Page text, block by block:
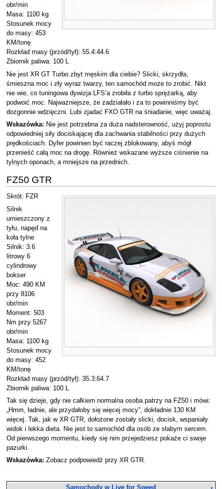
obr/min
Masa: 1100 kg
Stosunek mocy
do masy: 453
KM/tonę
Rozkład masy (przód/tył): 55.4:44.6
Zbiornik paliwa: 100 L
Nie jest XR GT Turbo zbyt męskim dla ciebie? Slicki, skrzydła,
śmieszna moc i zły wyraz twarzy, ten samochód może to zrobić. Nikt
nie wie, co tuningowa dywizja LFS’a zrobiła z turbo sprężarką, aby
podwoić moc. Najważniejsze, że zadziałało i za to powinniśmy być
dozgonnie wdzięczni. Lubi zjadać FXO GTR na śniadanie, więc uważaj.
Wskazówka: Nie jest potrzebna za duża nadsterowność, użyj poprostu
odpowiedniej siły dociskającej dla zachwania stabilności przy dużych
prędkościach. Dyfer powinien być raczej zblokowany, abyś mógł
przenieść całą moc na drogę. Również wskazane wyższe ciśnienie na
tylnych oponach, a mniejsze na przednich.
FZ50 GTR
Skrót: FZR
Silnik
umieszczony z
tyłu, napęd na
koła tylne
Silnik: 3.6
litrowy 6
cylindrowy
bokser
Moc: 490 KM
przy 8106
obr/min
Moment: 503
Nm przy 5267
obr/min
Masa: 1100 kg
Stosunek mocy
do masy: 452
KM/tonę
Rozkład masy (przód/tył): 35.3:64.7
Zbiornik paliwa: 100 L
Tak się dzieje, gdy nie całkiem normalna osoba patrzy na FZ50 i mówi:
„Hmm, ładnie, ale przydałoby się więcej mocy”, dokładnie 130 KM
więcej. Tak, jak w XR GTR, dołożone zostały slicki, docisk, wspaniały
widok i lekka dieta. Nie jest to samochód dla osób ze słabym sercem.
Od pierwszego momentu, kiedy się nim przejedziesz pokaże ci swoje
pazurki.
Wskazówka: Zobacz podpowiedź przy XR GTR.
Samochody w Live for Speed v